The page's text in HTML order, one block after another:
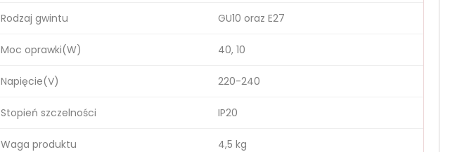
Rodzaj gwintu GU10 oraz E27
Moc oprawki(W) 40, 10
Napięcie(V) 220-240
Stopień szczelności IP20
Waga produktu 4,5 kg